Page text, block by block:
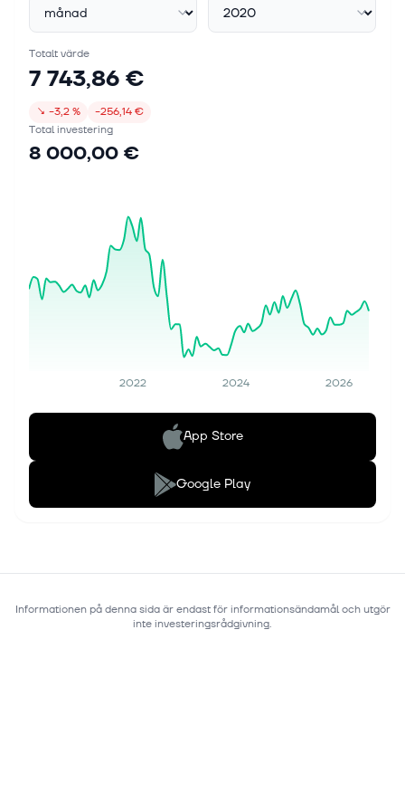
Totalt värde
7 743,86 €
↘ −3,2 %
−256,14 €
Total investering
8 000,00 €
2022 2024 2026
App Store
Google Play
Informationen på denna sida är endast för informationsändamål och utgör
inte investeringsrådgivning.